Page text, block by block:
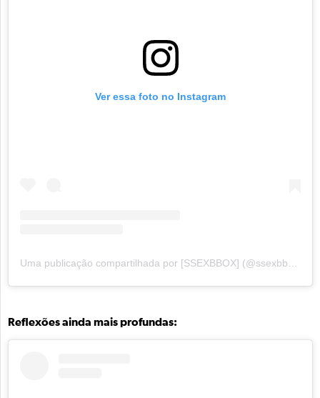
Ver essa foto no Instagram
Reflexões ainda mais profundas: